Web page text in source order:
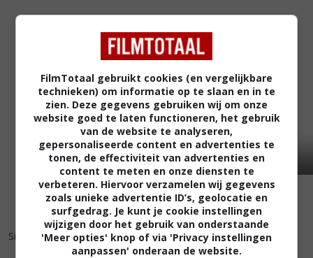
5,2
Silences d'État (2013)
FilmTotaal gebruikt cookies (en vergelijkbare
technieken) om informatie op te slaan en in te
zien. Deze gegevens gebruiken wij om onze
website goed te laten functioneren, het gebruik
van de website te analyseren,
gepersonaliseerde content en advertenties te
tonen, de effectiviteit van advertenties en
content te meten en onze diensten te
verbeteren. Hiervoor verzamelen wij gegevens
zoals unieke advertentie ID’s, geolocatie en
surfgedrag. Je kunt je cookie instellingen
wijzigen door het gebruik van onderstaande
'Meer opties' knop of via 'Privacy instellingen
aanpassen' onderaan de website.